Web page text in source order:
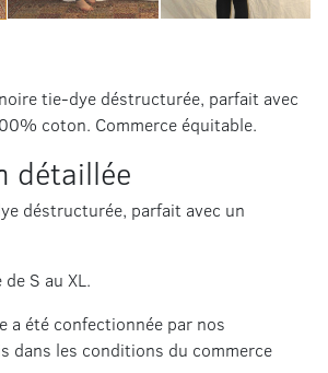
tie-dye déstructurée, parfait avec
coton. Commerce équitable.
détaillée
déstructurée, parfait avec un
S au XL.
a été confectionnée par nos
dans les conditions du commerce